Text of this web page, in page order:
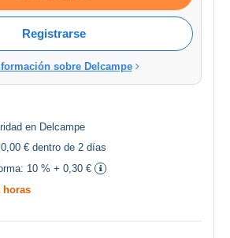
Registrarse
sobre Delcampe
en Delcampe
€ dentro de 2 días
10 % + 0,30 €
horas